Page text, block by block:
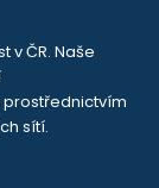
v ČR. Naše
prostřednictvím
sítí.